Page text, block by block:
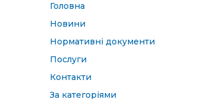
Головна
Новини
Нормативні документи
Послуги
Контакти
За категоріями